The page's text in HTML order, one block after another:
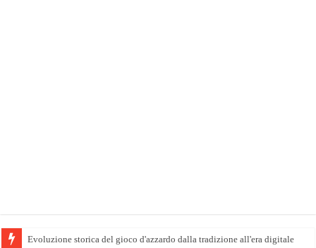
Evoluzione storica del gioco d'azzardo dalla tradizione all'era digitale